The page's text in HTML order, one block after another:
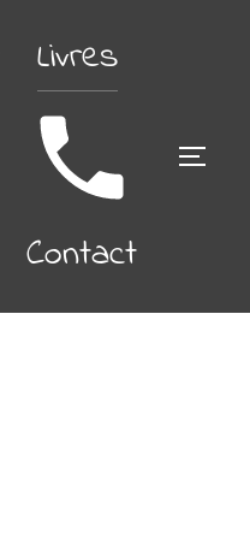
Livres
Contact